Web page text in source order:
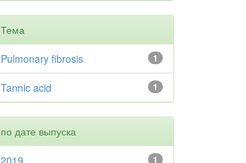
Тема
1
Pulmonary fibrosis
1
Tannic acid
по дате выпуска
1
2019